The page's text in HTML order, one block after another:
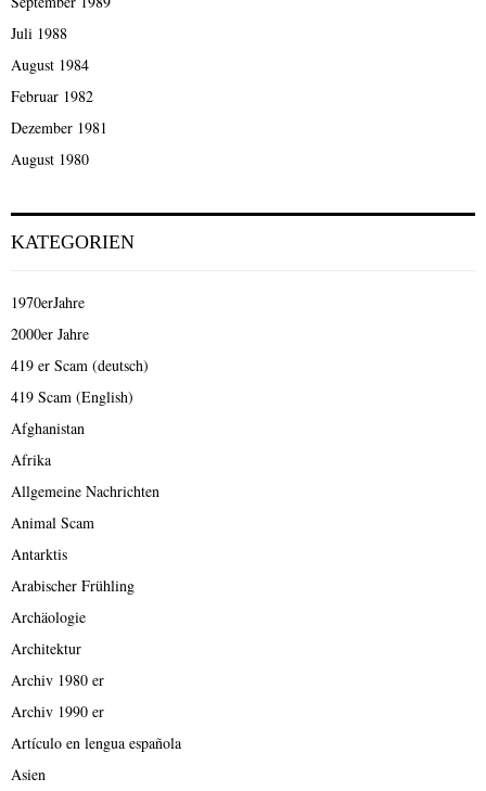
Juli 1988
August 1984
Februar 1982
Dezember 1981
August 1980
KATEGORIEN
1970erJahre
2000er Jahre
419 er Scam (deutsch)
419 Scam (English)
Afghanistan
Afrika
Allgemeine Nachrichten
Animal Scam
Antarktis
Arabischer Frühling
Archäologie
Architektur
Archiv 1980 er
Archiv 1990 er
Artículo en lengua española
Asien